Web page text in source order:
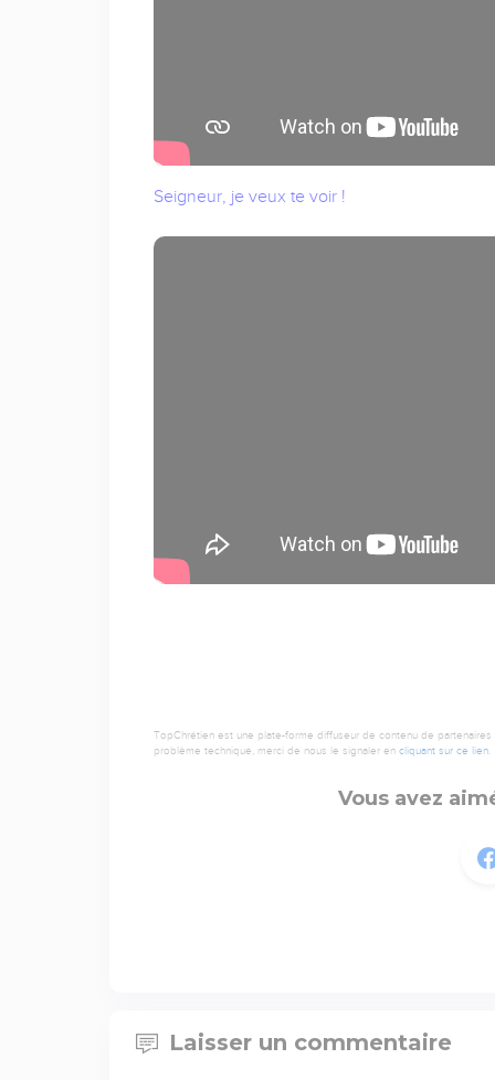
Seigneur, je veux te voir !
TopChrétien est une plate-forme diffuseur de contenu de
problème technique, merci de nous le signaler en cliquant sur ce lien.
Vous avez
Laisser un commentaire